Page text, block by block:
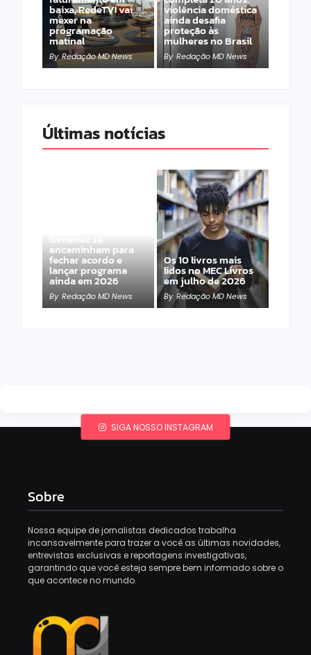
baixa, RedeTV! vai
mexer na
programação
matinal
By Redação MD News
violência doméstica
ainda desafia
proteção às
mulheres no Brasil
By Redação MD News
Últimas notícias
Gimenez se
encaminham para
fechar acordo e
lançar programa
ainda em 2026
By Redação MD News
Os 10 livros mais
lidos no MEC Livros
em julho de 2026
By Redação MD News
SIGA NOSSO INSTAGRAM
Sobre
Nossa equipe de jornalistas dedicados trabalha
incansavelmente para trazer a você as últimas novidades,
entrevistas exclusivas e reportagens investigativas,
garantindo que você esteja sempre bem informado sobre o
que acontece no mundo.